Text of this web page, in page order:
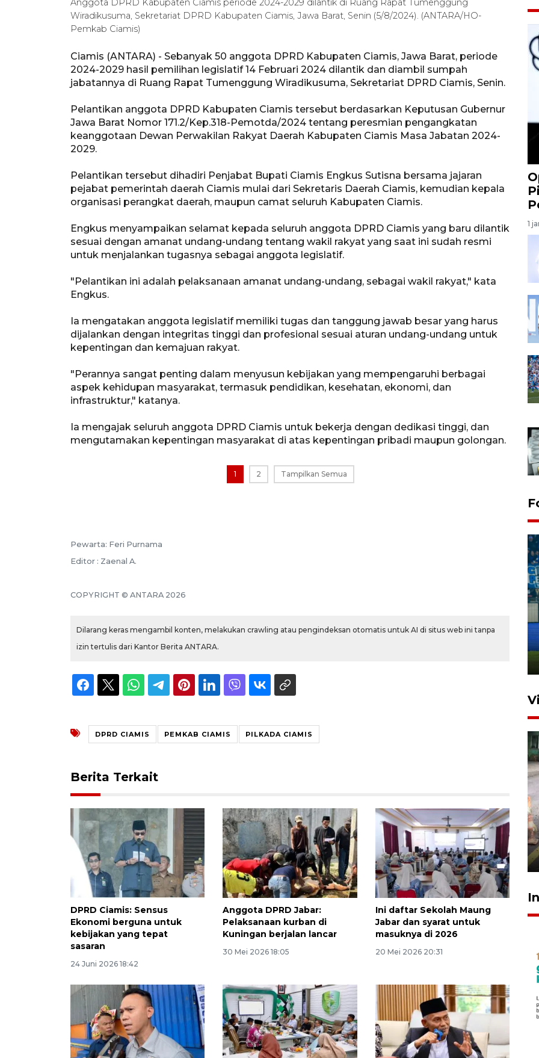
Anggota DPRD Kabupaten Ciamis periode 2024-2029 dilantik di Ruang Rapat Tumenggung
Wiradikusuma, Sekretariat DPRD Kabupaten Ciamis, Jawa Barat, Senin (5/8/2024). (ANTARA/HO-
Pemkab Ciamis)
Ciamis (ANTARA) - Sebanyak 50 anggota DPRD Kabupaten Ciamis, Jawa Barat, periode
2024-2029 hasil pemilihan legislatif 14 Februari 2024 dilantik dan diambil sumpah
jabatannya di Ruang Rapat Tumenggung Wiradikusuma, Sekretariat DPRD Ciamis, Senin.
Pelantikan anggota DPRD Kabupaten Ciamis tersebut berdasarkan Keputusan Gubernur
Jawa Barat Nomor 171.2/Kep.318-Pemotda/2024 tentang peresmian pengangkatan
keanggotaan Dewan Perwakilan Rakyat Daerah Kabupaten Ciamis Masa Jabatan 2024-
2029.
Pelantikan tersebut dihadiri Penjabat Bupati Ciamis Engkus Sutisna bersama jajaran
pejabat pemerintah daerah Ciamis mulai dari Sekretaris Daerah Ciamis, kemudian kepala
organisasi perangkat daerah, maupun camat seluruh Kabupaten Ciamis.
Engkus menyampaikan selamat kepada seluruh anggota DPRD Ciamis yang baru dilantik
sesuai dengan amanat undang-undang tentang wakil rakyat yang saat ini sudah resmi
untuk menjalankan tugasnya sebagai anggota legislatif.
"Pelantikan ini adalah pelaksanaan amanat undang-undang, sebagai wakil rakyat," kata
Engkus.
Ia mengatakan anggota legislatif memiliki tugas dan tanggung jawab besar yang harus
dijalankan dengan integritas tinggi dan profesional sesuai aturan undang-undang untuk
kepentingan dan kemajuan rakyat.
"Perannya sangat penting dalam menyusun kebijakan yang mempengaruhi berbagai
aspek kehidupan masyarakat, termasuk pendidikan, kesehatan, ekonomi, dan
infrastruktur," katanya.
Ia mengajak seluruh anggota DPRD Ciamis untuk bekerja dengan dedikasi tinggi, dan
mengutamakan kepentingan masyarakat di atas kepentingan pribadi maupun golongan.
1 2 Tampilkan Semua
Pewarta: Feri Purnama
Editor : Zaenal A.
COPYRIGHT © ANTARA 2026
Dilarang keras mengambil konten, melakukan crawling atau pengindeksan otomatis untuk AI di situs web ini tanpa
izin tertulis dari Kantor Berita ANTARA.
DPRD CIAMIS PEMKAB CIAMIS PILKADA CIAMIS
Berita Terkait
DPRD Ciamis: Sensus
Ekonomi berguna untuk
kebijakan yang tepat
sasaran
24 Juni 2026 18:42
Anggota DPRD Jabar:
Pelaksanaan kurban di
Kuningan berjalan lancar
30 Mei 2026 18:05
Ini daftar Sekolah Maung
Jabar dan syarat untuk
masuknya di 2026
20 Mei 2026 20:31
1
dan manajerial SPPI di
Pigai: Penangkapan begal
tetap kewenangan aparat
penegak hukum
29 Juli 2026 00:31